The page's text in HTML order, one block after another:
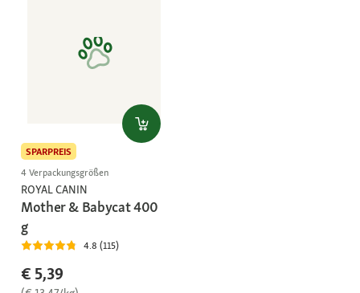
SPARPREIS
4 Verpackungsgrößen
ROYAL CANIN
Mother & Babycat 400
g
4.8 (115)
€ 5,39